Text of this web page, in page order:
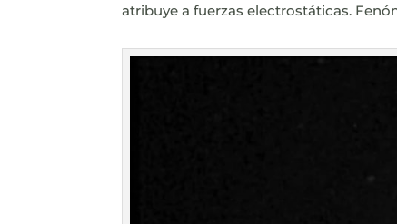
atribuye a fuerzas electrostáticas.